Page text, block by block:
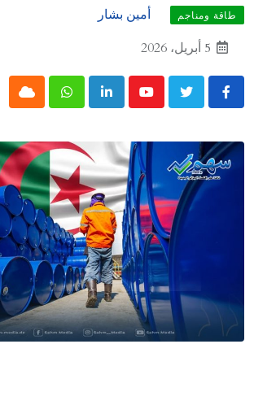
طاقة ومناجم
أمين بشار
5 أبريل، 2026
Youtube
LinkedIn
Whatsapp
Cloud